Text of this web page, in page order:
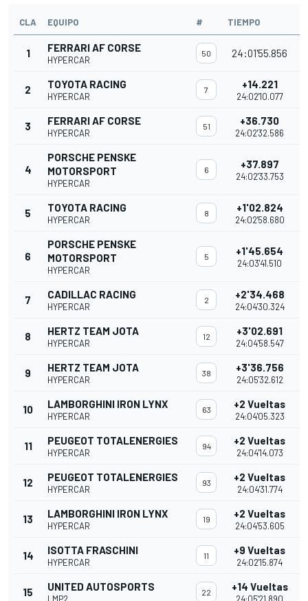
CLA EQUIPO # TIEMPO
1 FERRARI AF CORSE
HYPERCAR
50 24:01'55.856
2 TOYOTA RACING
HYPERCAR
7 +14.221
24:02'10.077
3 FERRARI AF CORSE
HYPERCAR
51 +36.730
24:02'32.586
4
PORSCHE PENSKE
MOTORSPORT
HYPERCAR
6 +37.897
24:02'33.753
5 TOYOTA RACING
HYPERCAR
8 +1'02.824
24:02'58.680
6
PORSCHE PENSKE
MOTORSPORT
HYPERCAR
5 +1'45.654
24:03'41.510
7 CADILLAC RACING
HYPERCAR
2 +2'34.468
24:04'30.324
8 HERTZ TEAM JOTA
HYPERCAR
12 +3'02.691
24:04'58.547
9 HERTZ TEAM JOTA
HYPERCAR
38 +3'36.756
24:05'32.612
10 LAMBORGHINI IRON LYNX
HYPERCAR
63 +2 Vueltas
24:04'05.323
11 PEUGEOT TOTALENERGIES
HYPERCAR
94 +2 Vueltas
24:04'14.073
12 PEUGEOT TOTALENERGIES
HYPERCAR
93 +2 Vueltas
24:04'31.774
13 LAMBORGHINI IRON LYNX
HYPERCAR
19 +2 Vueltas
24:04'53.605
14 ISOTTA FRASCHINI
HYPERCAR
11 +9 Vueltas
24:02'15.874
15 UNITED AUTOSPORTS 22 +14 Vueltas